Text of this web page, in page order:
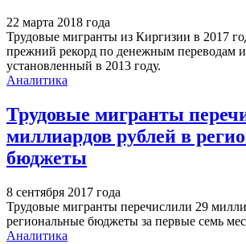
22 марта 2018 года
Трудовые мигранты из Киргизии в 2017
прежний рекорд по денежным переводам
установленный в 2013 году.
Аналитика
Трудовые мигранты
миллиардов рублей в
бюджеты
8 сентября 2017 года
Трудовые мигранты перечислили 29
региональные бюджеты за первые семь
Аналитика